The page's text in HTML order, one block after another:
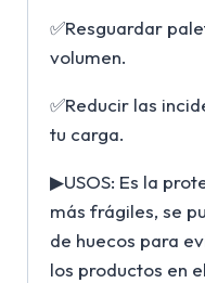
✅Resguardar
volumen.
✅Reducir las
tu carga.
▶USOS: Es la
más frágiles, se
de huecos para
los productos en